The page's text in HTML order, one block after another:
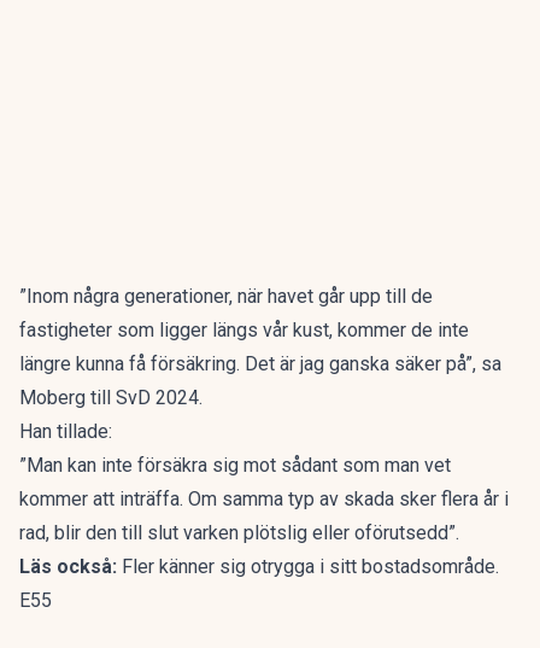
”Inom några generationer, när havet går upp till de
fastigheter som ligger längs vår kust, kommer de inte
längre kunna få försäkring. Det är jag ganska säker på”, sa
Moberg till SvD 2024.
Han tillade:
”Man kan inte försäkra sig mot sådant som man vet
kommer att inträffa. Om samma typ av skada sker flera år i
rad, blir den till slut varken plötslig eller oförutsedd”.
Läs också: Fler känner sig otrygga i sitt bostadsområde.
E55